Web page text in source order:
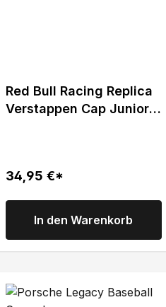
Red Bull Racing Replica
Verstappen Cap Junior
34,95 €*
In den Warenkorb